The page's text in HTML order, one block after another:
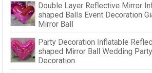
Double Layer Reflective Mirror
shaped Balls Event Decoration
Mirror Ball
Party Decoration Inflatable
shaped Mirror Ball Wedding
Decoration